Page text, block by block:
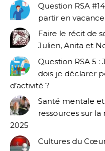
Question RSA
partir en
Faire le récit de
Julien, Anita et
Question RSA 5 :
dois-je déclarer
d’activité ?
Santé mentale
ressources sur
2025
Cultures du